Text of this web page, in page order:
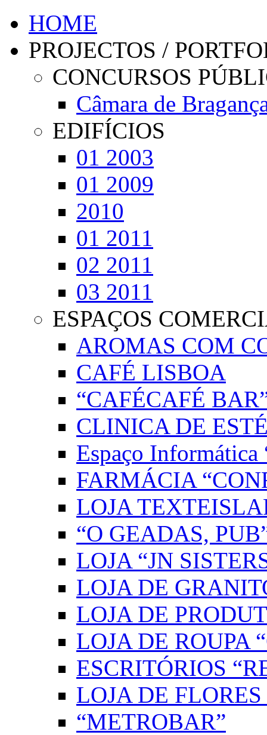
HOME
PROJECTOS /
CONCURSOS
Câmara de
EDIFÍCIOS
01 2003
01 2009
2010
01 2011
02 2011
03 2011
ESPAÇOS
AROMAS COM
CAFÉ LISBOA
“CAFÉCAFÉ
CLINICA DE
Espaço
FARMÁCIA
LOJA
“O GEADAS,
LOJA “JN
LOJA DE
LOJA DE
LOJA DE ROUPA
ESCRITÓRIOS
LOJA DE
“METROBAR”